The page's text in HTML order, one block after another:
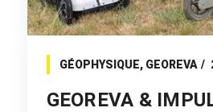
GÉOPHYSIQUE, GEOREVA
GEOREVA &